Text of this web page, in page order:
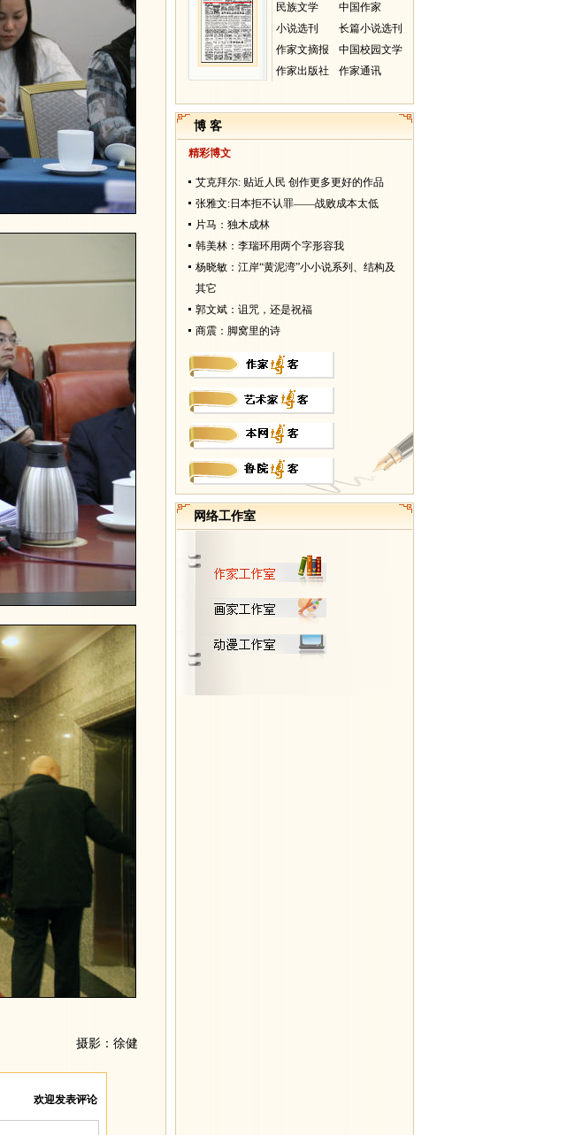
摄影：徐健
欢迎发表评论
民族文学
中国作家
小说选刊
长篇小说选刊
作家文摘报
中国校园文学
作家出版社
作家通讯
博 客
精彩博文
艾克拜尔: 贴近人民 创作更多更好的作品
张雅文:日本拒不认罪——战败成本太低
片马：独木成林
韩美林：李瑞环用两个字形容我
杨晓敏：江岸“黄泥湾”小小说系列、结构及
其它
郭文斌：诅咒，还是祝福
商震：脚窝里的诗
网络工作室